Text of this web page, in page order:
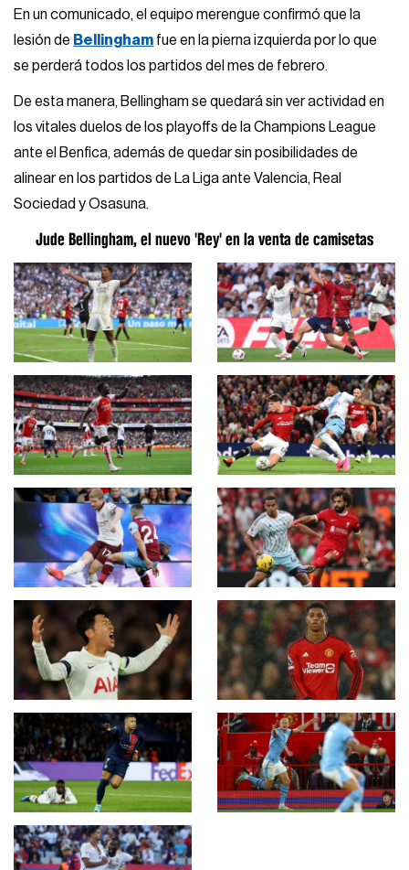
En un comunicado, el equipo merengue confirmó que la
lesión de Bellingham fue en la pierna izquierda por lo que
se perderá todos los partidos del mes de febrero.
De esta manera, Bellingham se quedará sin ver actividad en
los vitales duelos de los playoffs de la Champions League
ante el Benfica, además de quedar sin posibilidades de
alinear en los partidos de La Liga ante Valencia, Real
Sociedad y Osasuna.
Jude Bellingham, el nuevo 'Rey' en la venta de camisetas